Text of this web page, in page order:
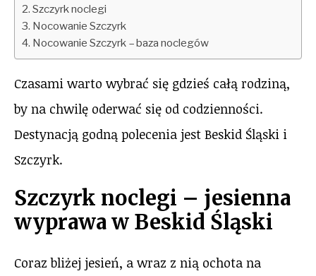
Szczyrk noclegi
Nocowanie Szczyrk
Nocowanie Szczyrk – baza noclegów
Czasami warto wybrać się gdzieś całą rodziną,
by na chwilę oderwać się od codzienności.
Destynacją godną polecenia jest Beskid Śląski i
Szczyrk.
Szczyrk noclegi – jesienna
wyprawa w Beskid Śląski
Coraz bliżej jesień, a wraz z nią ochota na